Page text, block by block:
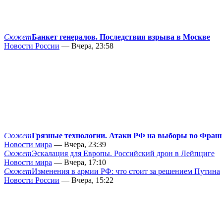
СюжетБанкет генералов. Последствия взрыва в Москве
Новости России — Вчера, 23:58
СюжетГрязные технологии. Атаки РФ на выборы во
Новости мира — Вчера, 23:39
СюжетЭскалация для Европы. Российский дрон в Лейпциге
Новости мира — Вчера, 17:10
СюжетИзменения в армии РФ: что стоит за решением Путина
Новости России — Вчера, 15:22